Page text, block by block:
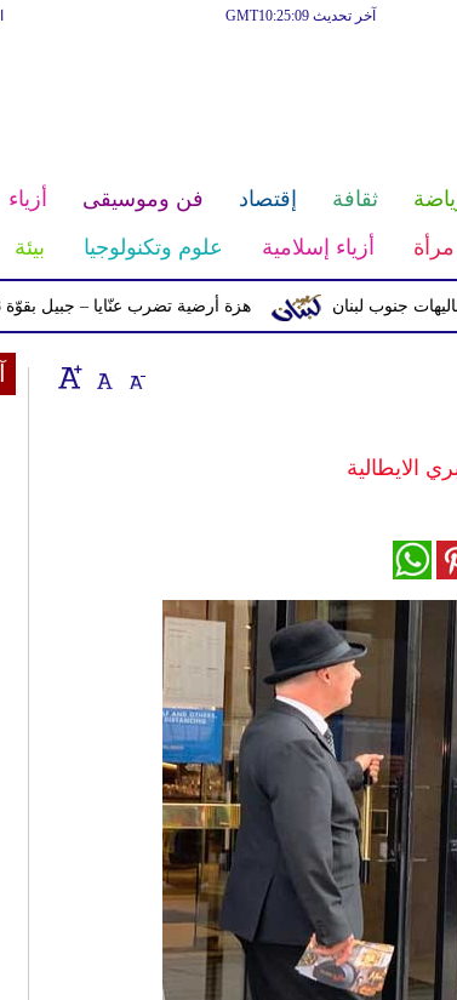
آخر تحديث GMT10:25:09
ثقافة إقتصاد فن وموسيقى أزياء
مرأة أزياء إسلامية علوم وتكنولوجيا بيئة
هزة أرضية تضرب عنّايا – جبيل بقوّة 2.8 درجات على مقياس ريختر لبنان
الايطالية